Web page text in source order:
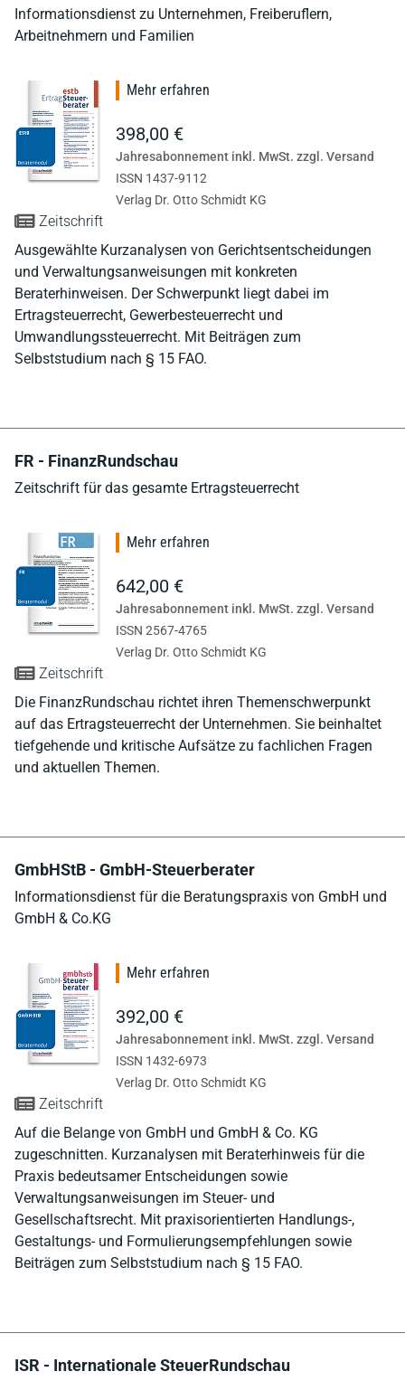
Informationsdienst zu Unternehmen, Freiberuflern,
Arbeitnehmern und Familien
Zeitschrift
Ausgewählte Kurzanalysen von Gerichtsentscheidungen
und Verwaltungsanweisungen mit konkreten
Beraterhinweisen. Der Schwerpunkt liegt dabei im
Ertragsteuerrecht, Gewerbesteuerrecht und
Umwandlungssteuerrecht. Mit Beiträgen zum
Selbststudium nach § 15 FAO.
Mehr erfahren
398,00 €
Jahresabonnement inkl. MwSt. zzgl. Versand
ISSN 1437-9112
Verlag Dr. Otto Schmidt KG
FR - FinanzRundschau
Zeitschrift für das gesamte Ertragsteuerrecht
Zeitschrift
Die FinanzRundschau richtet ihren Themenschwerpunkt
auf das Ertragsteuerrecht der Unternehmen. Sie beinhaltet
tiefgehende und kritische Aufsätze zu fachlichen Fragen
und aktuellen Themen.
Mehr erfahren
642,00 €
Jahresabonnement inkl. MwSt. zzgl. Versand
ISSN 2567-4765
Verlag Dr. Otto Schmidt KG
GmbHStB - GmbH-Steuerberater
Informationsdienst für die Beratungspraxis von GmbH und
GmbH & Co.KG
Zeitschrift
Auf die Belange von GmbH und GmbH & Co. KG
zugeschnitten. Kurzanalysen mit Beraterhinweis für die
Praxis bedeutsamer Entscheidungen sowie
Verwaltungsanweisungen im Steuer- und
Gesellschaftsrecht. Mit praxisorientierten Handlungs-,
Gestaltungs- und Formulierungsempfehlungen sowie
Beiträgen zum Selbststudium nach § 15 FAO.
Mehr erfahren
392,00 €
Jahresabonnement inkl. MwSt. zzgl. Versand
ISSN 1432-6973
Verlag Dr. Otto Schmidt KG
ISR - Internationale SteuerRundschau